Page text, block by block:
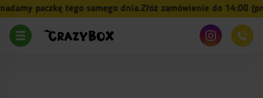
paczkę tego samego dnia. Złóż zamówienie do 14:00 (pn-